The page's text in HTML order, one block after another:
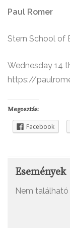
Paul Romer
Stern School of
Wednesday 14
https://
Megosztás:
Facebook
Események
Nem